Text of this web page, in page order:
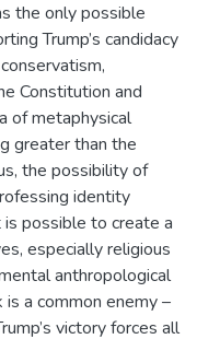
the only possible
Trump’s candidacy
Constitution and
of metaphysical
greater than the
the possibility of
identity
possible to create a
especially religious
anthropological
a common enemy –
victory forces all